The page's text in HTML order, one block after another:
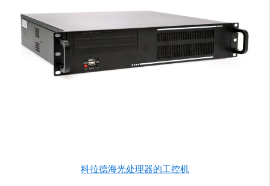
科拉德海光处理器的工控机